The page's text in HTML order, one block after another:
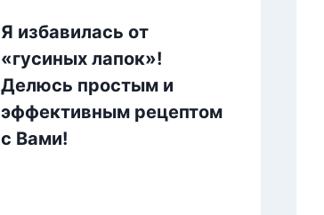
Я избавилась от
«гусиных лапок»!
Делюсь простым и
эффективным рецептом
с Вами!